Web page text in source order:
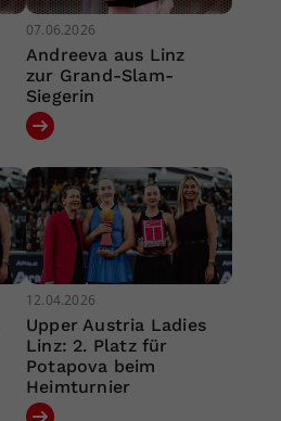
07.06.2026
Andreeva aus Linz
zur Grand-Slam-
Siegerin
12.04.2026
Upper Austria Ladies
Linz: 2. Platz für
Potapova beim
Heimturnier